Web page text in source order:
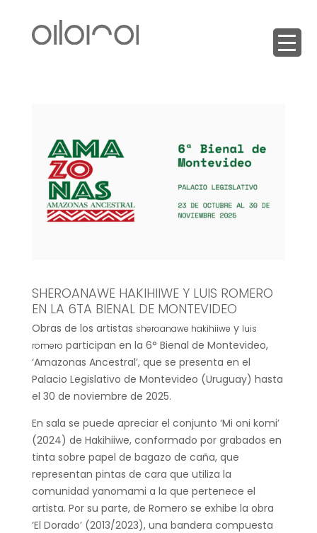
SHEROANAWE HAKIHIIWE Y LUIS ROMERO
EN LA 6TA BIENAL DE MONTEVIDEO
Obras de los artistas sheroanawe hakihiiwe y luis
romero participan en la 6° Bienal de Montevideo,
‘Amazonas Ancestral’, que se presenta en el
Palacio Legislativo de Montevideo (Uruguay) hasta
el 30 de noviembre de 2025.
En sala se puede apreciar el conjunto ‘Mi oni komi’
(2024) de Hakihiiwe, conformado por grabados en
tinta sobre papel de bagazo de caña, que
representan pintas de cara que utiliza la
comunidad yanomami a la que pertenece el
artista. Por su parte, de Romero se exhibe la obra
‘El Dorado’ (2013/2023), una bandera compuesta